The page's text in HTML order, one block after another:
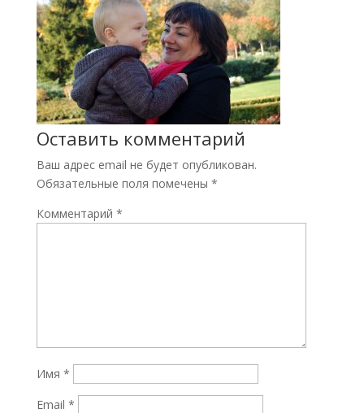
Оставить комментарий
Ваш адрес email не будет опубликован.
Обязательные поля помечены *
Комментарий *
Имя *
Email *